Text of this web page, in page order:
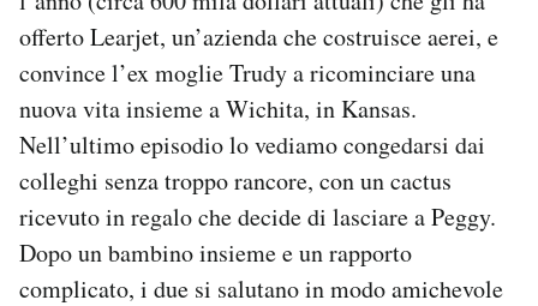
offerto Learjet, un’azienda che costruisce aerei, e
convince l’ex moglie Trudy a ricominciare una
nuova vita insieme a Wichita, in Kansas.
Nell’ultimo episodio lo vediamo congedarsi dai
colleghi senza troppo rancore, con un cactus
ricevuto in regalo che decide di lasciare a Peggy.
Dopo un bambino insieme e un rapporto
complicato, i due si salutano in modo amichevole